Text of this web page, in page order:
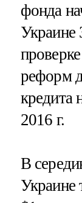
фонда
Украине
реформ
кредита
2016 г.
В
Украине